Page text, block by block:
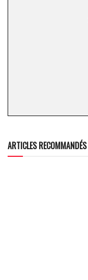
ARTICLES RECOMMANDÉS